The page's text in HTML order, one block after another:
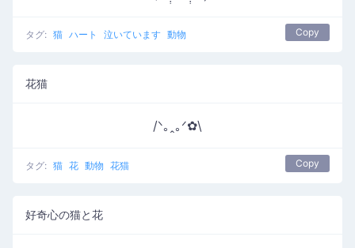
タグ: 猫 ハート 泣いています 動物 Copy
花猫
/ᐠ｡ꞈ｡ᐟ✿\
タグ: 猫 花 動物 花猫 Copy
好奇心の猫と花